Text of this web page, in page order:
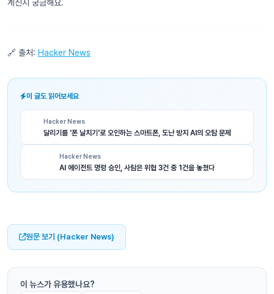
계신지 궁금해요.
🔗 출처: Hacker News
이 글도 읽어보세요
Hacker News
달리기를 '폰 날치기'로 오인하는 스마트폰, 도난 방지 AI의 오탐 문제
Hacker News
AI 에이전트 명령 승인, 사람은 위협 3건 중 1건을 놓쳤다
원문 보기 (Hacker News)
이 뉴스가 유용했나요?